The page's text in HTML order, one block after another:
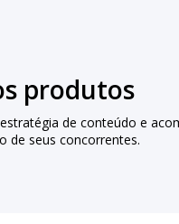
produtos
de conteúdo e
de seus concorrentes.